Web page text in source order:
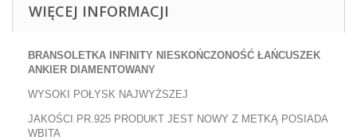
WIĘCEJ INFORMACJI
BRANSOLETKA INFINITY NIESKOŃCZONOŚĆ ŁAŃCUSZEK
ANKIER DIAMENTOWANY
WYSOKI POŁYSK NAJWYŻSZEJ
JAKOŚCI PR.925 PRODUKT JEST NOWY Z METKĄ POSIADA
WBITA